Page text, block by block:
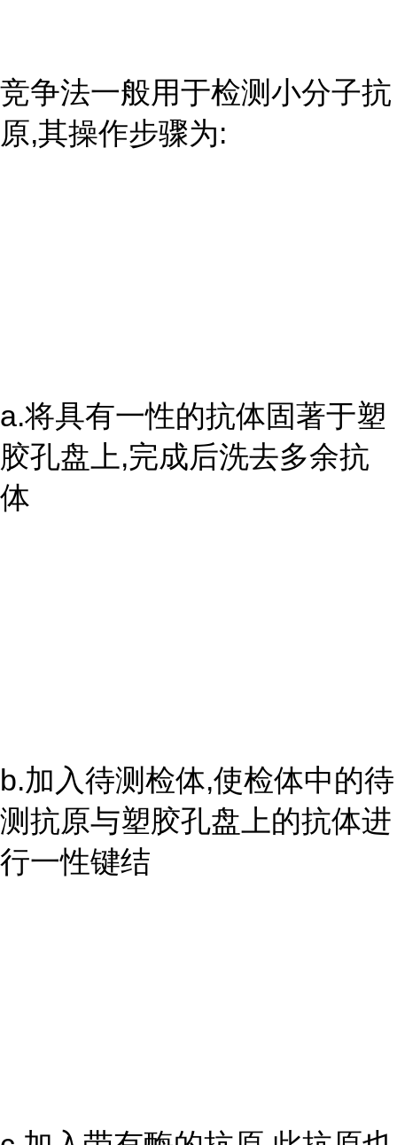
竞争法一般用于检测小分子抗
原,其操作步骤为:
a.将具有一性的抗体固著于塑
胶孔盘上,完成后洗去多余抗
体
b.加入待测检体,使检体中的待
测抗原与塑胶孔盘上的抗体进
行一性键结